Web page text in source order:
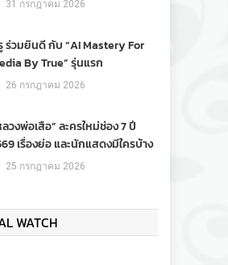
31 กรกฎาคม 2026
ร่วมยินดี กับ “AI Mastery For
By True” รุ่นแรก
26 กรกฎาคม 2026
วงพ่อเสือ” ละครใหม่ช่อง 7 ปี
เรื่องย่อ และนักแสดงมีใครบ้าง
25 กรกฎาคม 2026
WATCH